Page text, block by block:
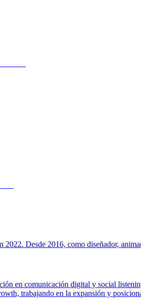
Desde 2016, como diseñador,
en comunicación digital y social
trabajando en la expansión y